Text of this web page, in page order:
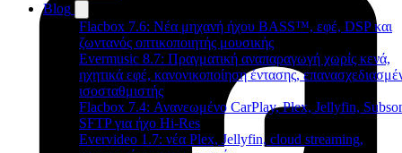
Blog
Flacbox 7.6: Νέα μηχανή ήχου BASS™, εφέ, DSP και
ζωντανός οπτικοποιητής μουσικής
Evermusic 8.7: Πραγματική αναπαραγωγή χωρίς κενά,
ηχητικά εφέ, κανονικοποίηση έντασης,
ισοσταθμιστής
Flacbox 7.4: Ανανεωμένο CarPlay, Plex, Jellyfin,
SFTP για ήχο Hi-Res
Evervideo 1.7: νέα Plex, Jellyfin, cloud streaming,